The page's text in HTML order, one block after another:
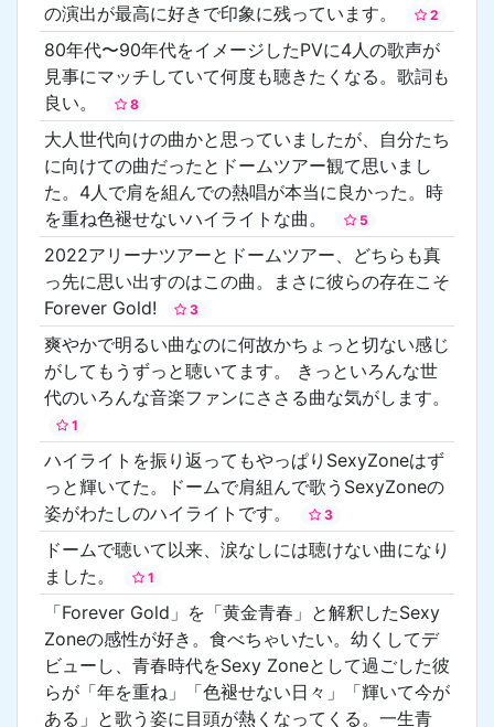
の演出が最高に好きで印象に残っています。 2
80年代〜90年代をイメージしたPVに4人の歌声が
見事にマッチしていて何度も聴きたくなる。歌詞も
良い。
8
大人世代向けの曲かと思っていましたが、自分たち
に向けての曲だったとドームツアー観て思いまし
た。4人で肩を組んでの熱唱が本当に良かった。時
を重ね色褪せないハイライトな曲。
5
2022アリーナツアーとドームツアー、どちらも真
っ先に思い出すのはこの曲。まさに彼らの存在こそ
Forever Gold!
3
爽やかで明るい曲なのに何故かちょっと切ない感じ
がしてもうずっと聴いてます。 きっといろんな世
代のいろんな音楽ファンにささる曲な気がします。
1
ハイライトを振り返ってもやっぱりSexyZoneはず
っと輝いてた。ドームで肩組んで歌うSexyZoneの
姿がわたしのハイライトです。
3
ドームで聴いて以来、涙なしには聴けない曲になり
ました。
1
「Forever Gold」を「黄金青春」と解釈したSexy
Zoneの感性が好き。食べちゃいたい。幼くしてデ
ビューし、青春時代をSexy Zoneとして過ごした彼
らが「年を重ね」「色褪せない日々」「輝いて今が
ある」と歌う姿に目頭が熱くなってくる。一生青